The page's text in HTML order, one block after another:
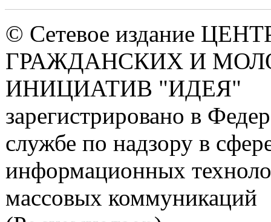
© Сетевое издание
ГРАЖДАНСКИХ И
ИНИЦИАТИВ "ИДЕЯ"
зарегистрировано в
службе по надзору в
информационных
массовых коммуникаций